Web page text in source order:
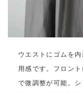
ウエストにゴムを
用感です。フロン
で微調整が可能。